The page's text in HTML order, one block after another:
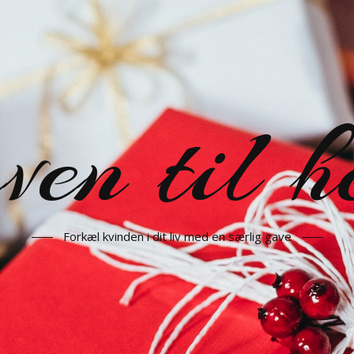
til
Forkæl kvinden i dit liv med en særlig gave